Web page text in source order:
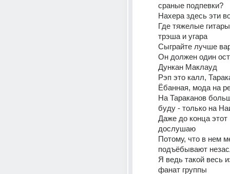
сраные подпевки?
Нахера здесь эти
Где тяжелые
трэша и угара
Сыграйте лучше
Он должен один
Дункан Маклауд
Рэп это калл,
Ёбанная, мода на
На Тараканов
буду - только на
Даже до конца этот
дослушаю
Потому, что в нем
подъёбывают
Я ведь такой весь
фанат группы